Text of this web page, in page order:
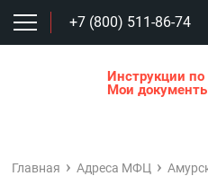
+7 (800) 511-86-74
Инструкции
Мои
Главная Адреса МФЦ